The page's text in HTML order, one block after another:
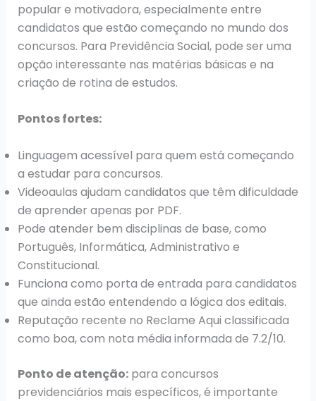
popular e motivadora, especialmente entre
candidatos que estão começando no mundo dos
concursos. Para Previdência Social, pode ser uma
opção interessante nas matérias básicas e na
criação de rotina de estudos.
Pontos fortes:
Linguagem acessível para quem está começando
a estudar para concursos.
Videoaulas ajudam candidatos que têm dificuldade
de aprender apenas por PDF.
Pode atender bem disciplinas de base, como
Português, Informática, Administrativo e
Constitucional.
Funciona como porta de entrada para candidatos
que ainda estão entendendo a lógica dos editais.
Reputação recente no Reclame Aqui classificada
como boa, com nota média informada de 7.2/10.
Ponto de atenção:para concursos
previdenciários mais específicos, é importante